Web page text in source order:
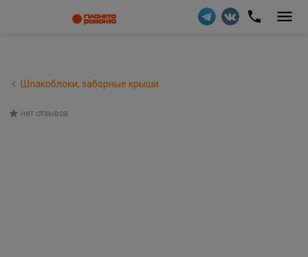
Шлакоблоки, заборные крыши
нет отзывов